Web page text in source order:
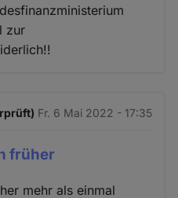
zur
Fr. 6 Mai 2022 - 17:35
früher
mehr als einmal